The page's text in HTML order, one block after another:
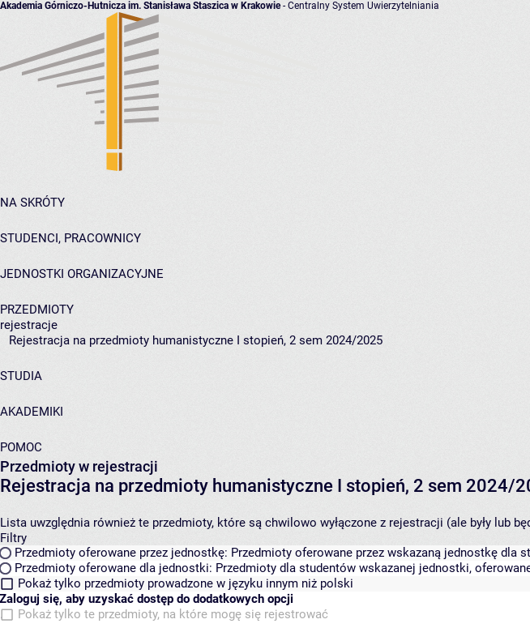
Akademia Górniczo-Hutnicza im. Stanisława Staszica w Krakowie- Centralny System Uwierzytelniania
NA SKRÓTY
STUDENCI, PRACOWNICY
JEDNOSTKI ORGANIZACYJNE
PRZEDMIOTY
rejestracje
Rejestracja na przedmioty humanistyczne I stopień, 2 sem 2024/2025
STUDIA
AKADEMIKI
POMOC
Przedmioty w rejestracji
Rejestracja na przedmioty humanistyczne I stopień, 2 sem 2024/
Lista uwzględnia również te przedmioty, które są chwilowo wyłączone z rejestracji (ale były lub
Filtry
Przedmioty oferowane przez jednostkę: Przedmioty oferowane przez wskazaną jednostkę
Przedmioty oferowane dla jednostki: Przedmioty dla studentów wskazanej jednostki,
Pokaż tylko przedmioty prowadzone w języku innym niż polski
Zaloguj się, aby uzyskać dostęp do dodatkowych opcji
Pokaż tylko te przedmioty, na które mogę się rejestrować